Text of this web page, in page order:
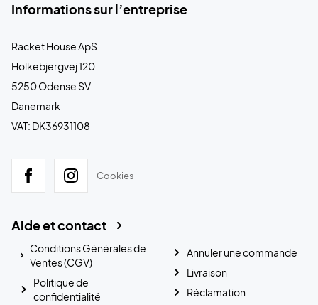
Informations sur l’entreprise
Racket House ApS
Holkebjergvej 120
5250 Odense SV
Danemark
VAT: DK36931108
Cookies
Aide et contact
Conditions Générales de
Ventes (CGV)
Politique de
confidentialité
Annuler une commande
Livraison
Réclamation